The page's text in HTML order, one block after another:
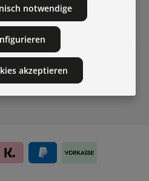
notwendige
akzeptieren